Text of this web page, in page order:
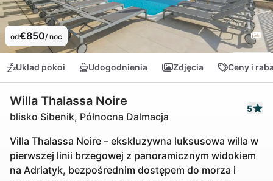
od€850/ noc
Układ pokoi Udogodnienia Zdjęcia Ceny i
Willa Thalassa Noire
blisko Sibenik, Północna Dalmacja
5
Villa Thalassa Noire – ekskluzywna luksusowa willa w
pierwszej linii brzegowej z panoramicznym widokiem
na Adriatyk, bezpośrednim dostępem do morza i